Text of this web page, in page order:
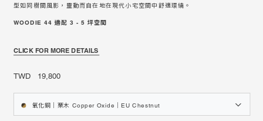
型如同樹間風影，靈動而自在地在現代小宅空間中舒適環繞。
WOODIE 44 適配 3 - 5 坪空間
CLICK FOR MORE DETAILS
TWD 19,800
氧化銅｜栗木 Copper Oxide｜EU Chestnut